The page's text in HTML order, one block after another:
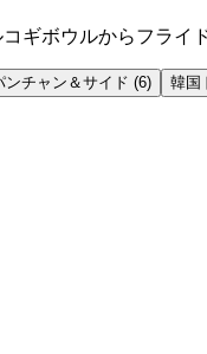
ギボウルからフライ
ンチャン＆サイド (6) 韓国